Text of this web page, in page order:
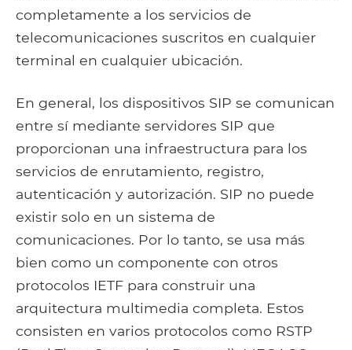
completamente a los servicios de
telecomunicaciones suscritos en cualquier
terminal en cualquier ubicación.
En general, los dispositivos SIP se comunican
entre sí mediante servidores SIP que
proporcionan una infraestructura para los
servicios de enrutamiento, registro,
autenticación y autorización. SIP no puede
existir solo en un sistema de
comunicaciones. Por lo tanto, se usa más
bien como un componente con otros
protocolos IETF para construir una
arquitectura multimedia completa. Estos
consisten en varios protocolos como RSTP